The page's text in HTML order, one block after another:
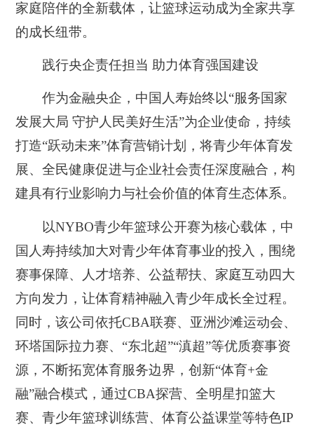
家庭陪伴的全新载体，让篮球运动成为全家共享
的成长纽带。
践行央企责任担当 助力体育强国建设
作为金融央企，中国人寿始终以“服务国家
发展大局 守护人民美好生活”为企业使命，持续
打造“跃动未来”体育营销计划，将青少年体育发
展、全民健康促进与企业社会责任深度融合，构
建具有行业影响力与社会价值的体育生态体系。
以NYBO青少年篮球公开赛为核心载体，中
国人寿持续加大对青少年体育事业的投入，围绕
赛事保障、人才培养、公益帮扶、家庭互动四大
方向发力，让体育精神融入青少年成长全过程。
同时，该公司依托CBA联赛、亚洲沙滩运动会、
环塔国际拉力赛、“东北超”“滇超”等优质赛事资
源，不断拓宽体育服务边界，创新“体育+金
融”融合模式，通过CBA探营、全明星扣篮大
赛、青少年篮球训练营、体育公益课堂等特色IP